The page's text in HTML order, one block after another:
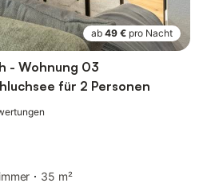
ab 49 € pro Nacht
- Wohnung 03
für 2 Personen
35 m²